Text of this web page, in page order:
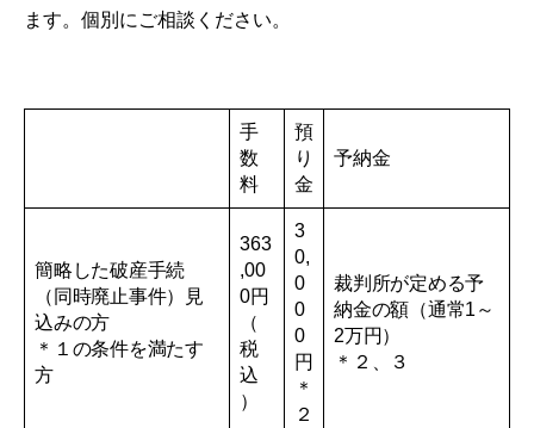
ます。個別にご相談ください。
手
数
料
預
り
金
予納金
簡略した破産手続
（同時廃止事件）見
込みの方
＊１の条件を満たす
方
363
,00
0円
（
税
込
）
3
0,
0
0
0
円
＊
２
裁判所が定める予
納金の額（通常1～
2万円）
＊２、３